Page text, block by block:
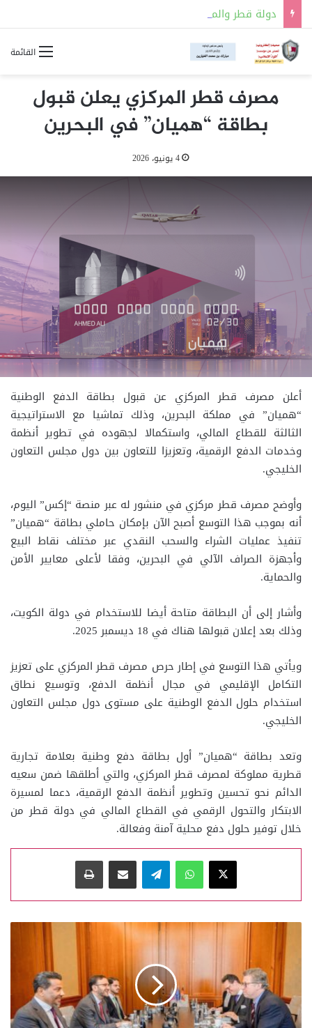
القائمة
مصرف قطر المركزي يعلن قبول
بطاقة “هميان” في البحرين
4 يونيو، 2026
أعلن مصرف قطر المركزي عن قبول بطاقة الدفع الوطنية
“هميان” في مملكة البحرين، وذلك تماشيا مع الاستراتيجية
الثالثة للقطاع المالي، واستكمالا لجهوده في تطوير أنظمة
وخدمات الدفع الرقمية، وتعزيزا للتعاون بين دول مجلس التعاون
الخليجي.
وأوضح مصرف قطر مركزي في منشور له عبر منصة “إكس” اليوم،
أنه بموجب هذا التوسع أصبح الآن بإمكان حاملي بطاقة “هميان”
تنفيذ عمليات الشراء والسحب النقدي عبر مختلف نقاط البيع
وأجهزة الصراف الآلي في البحرين، وفقا لأعلى معايير الأمن
والحماية.
وأشار إلى أن البطاقة متاحة أيضا للاستخدام في دولة الكويت،
وذلك بعد إعلان قبولها هناك في 18 ديسمبر 2025.
ويأتي هذا التوسع في إطار حرص مصرف قطر المركزي على تعزيز
التكامل الإقليمي في مجال أنظمة الدفع، وتوسيع نطاق
استخدام حلول الدفع الوطنية على مستوى دول مجلس التعاون
الخليجي.
وتعد بطاقة “هميان” أول بطاقة دفع وطنية بعلامة تجارية
قطرية مملوكة لمصرف قطر المركزي، والتي أطلقها ضمن سعيه
الدائم نحو تحسين وتطوير أنظمة الدفع الرقمية، دعما لمسيرة
الابتكار والتحول الرقمي في القطاع المالي في دولة قطر من
خلال توفير حلول دفع محلية آمنة وفعالة.
‫X
واتسابتيلقراممشاركة عبر البريد طباعة
د.
ماجد
الأنصاري
يجتمع
وزير
الدولة